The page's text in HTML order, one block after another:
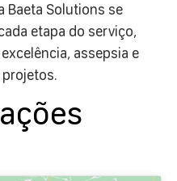
Baeta Solutions se
etapa do serviço,
assepsia e